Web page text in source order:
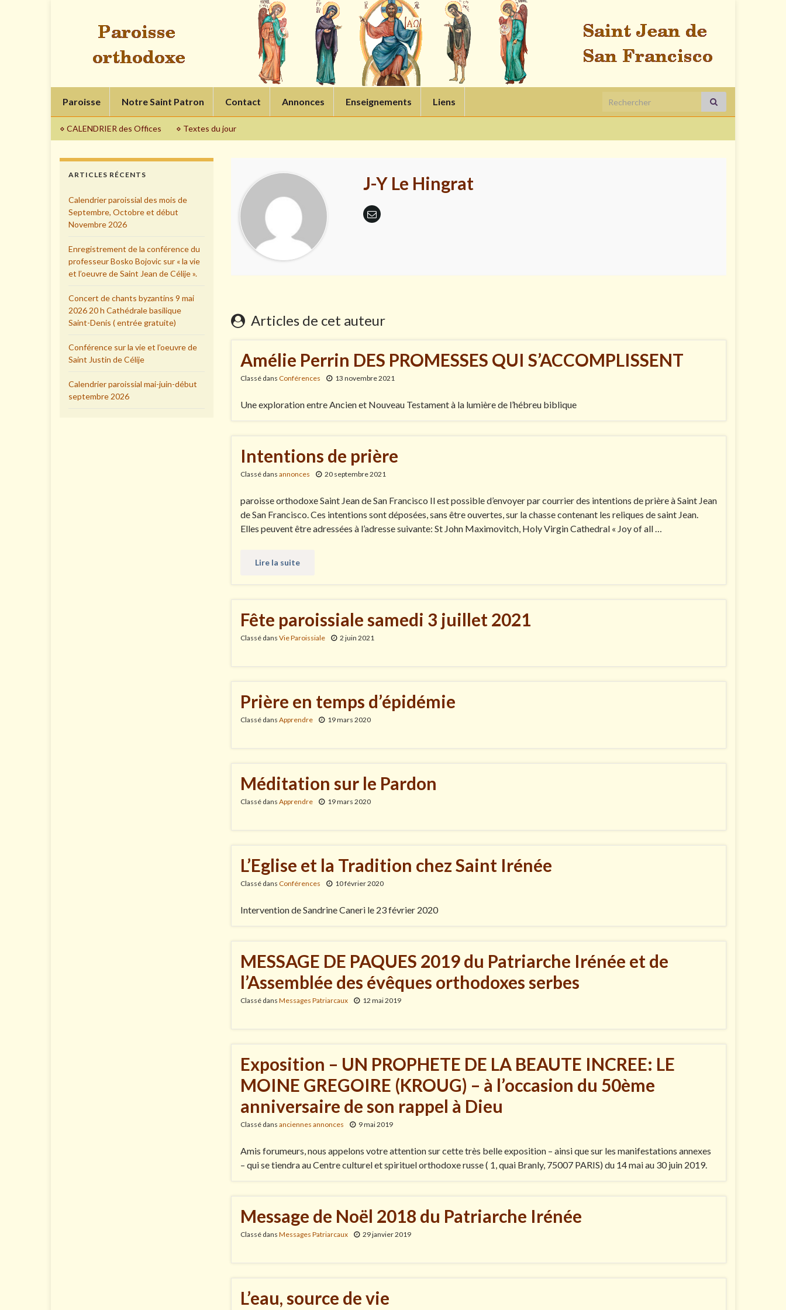
Paroisse Notre Saint Patron Contact Annonces Enseignements Liens Search for:
⋄ CALENDRIER des Offices ⋄ Textes du jour
J-Y Le Hingrat
Articles de cet auteur
Amélie Perrin DES PROMESSES QUI S’ACCOMPLISSENT
Classé dans Conférences 13 novembre 2021
Une exploration entre Ancien et Nouveau Testament à la lumière de l’hébreu biblique
Intentions de prière
Classé dans annonces 20 septembre 2021
paroisse orthodoxe Saint Jean de San Francisco Il est possible d’envoyer par courrier des intentions de prière à Saint Jean
de San Francisco. Ces intentions sont déposées, sans être ouvertes, sur la chasse contenant les reliques de saint Jean.
Elles peuvent être adressées à l’adresse suivante: St John Maximovitch, Holy Virgin Cathedral « Joy of all …
Lire la suite
Fête paroissiale samedi 3 juillet 2021
Classé dans Vie Paroissiale 2 juin 2021
Prière en temps d’épidémie
Classé dans Apprendre 19 mars 2020
Méditation sur le Pardon
Classé dans Apprendre 19 mars 2020
L’Eglise et la Tradition chez Saint Irénée
Classé dans Conférences 10 février 2020
Intervention de Sandrine Caneri le 23 février 2020
MESSAGE DE PAQUES 2019 du Patriarche Irénée et de
l’Assemblée des évêques orthodoxes serbes
Classé dans Messages Patriarcaux 12 mai 2019
Exposition – UN PROPHETE DE LA BEAUTE INCREE: LE
MOINE GREGOIRE (KROUG) – à l’occasion du 50ème
anniversaire de son rappel à Dieu
Classé dans anciennes annonces 9 mai 2019
Amis forumeurs, nous appelons votre attention sur cette très belle exposition – ainsi que sur les manifestations annexes
– qui se tiendra au Centre culturel et spirituel orthodoxe russe ( 1, quai Branly, 75007 PARIS) du 14 mai au 30 juin 2019.
Message de Noël 2018 du Patriarche Irénée
Classé dans Messages Patriarcaux 29 janvier 2019
L’eau, source de vie
ARTICLES RÉCENTS
Calendrier paroissial des mois de
Septembre, Octobre et début
Novembre 2026
Enregistrement de la conférence du
professeur Bosko Bojovic sur « la vie
et l’oeuvre de Saint Jean de Célije ».
Concert de chants byzantins 9 mai
2026 20 h Cathédrale basilique
Saint-Denis ( entrée gratuite)
Conférence sur la vie et l’oeuvre de
Saint Justin de Célije
Calendrier paroissial mai-juin-début
septembre 2026